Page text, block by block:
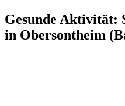
Gesunde Aktivität:
in Obersontheim